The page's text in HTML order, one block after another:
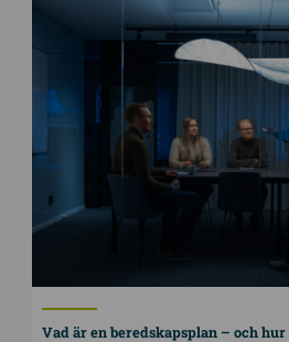
Vad är en beredskapsplan – och